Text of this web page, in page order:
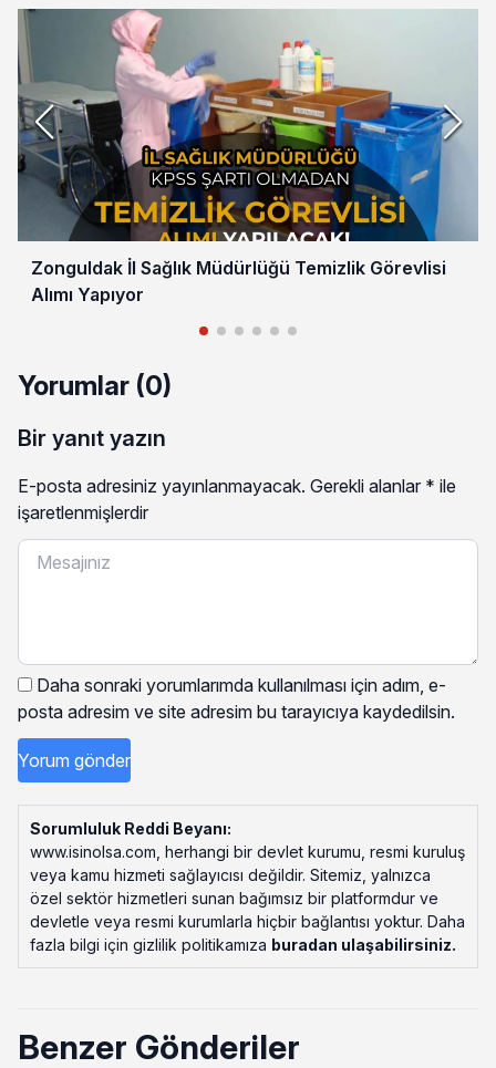
Zonguldak İl Sağlık Müdürlüğü Temizlik Görevlisi
Alımı Yapıyor
Yorumlar (0)
Bir yanıt yazın
E-posta adresiniz yayınlanmayacak. Gerekli alanlar * ile
işaretlenmişlerdir
Daha sonraki yorumlarımda kullanılması için adım, e-
posta adresim ve site adresim bu tarayıcıya kaydedilsin.
Sorumluluk Reddi Beyanı:
www.isinolsa.com, herhangi bir devlet kurumu, resmi kuruluş
veya kamu hizmeti sağlayıcısı değildir. Sitemiz, yalnızca
özel sektör hizmetleri sunan bağımsız bir platformdur ve
devletle veya resmi kurumlarla hiçbir bağlantısı yoktur. Daha
fazla bilgi için gizlilik politikamıza buradan ulaşabilirsiniz.
Benzer Gönderiler